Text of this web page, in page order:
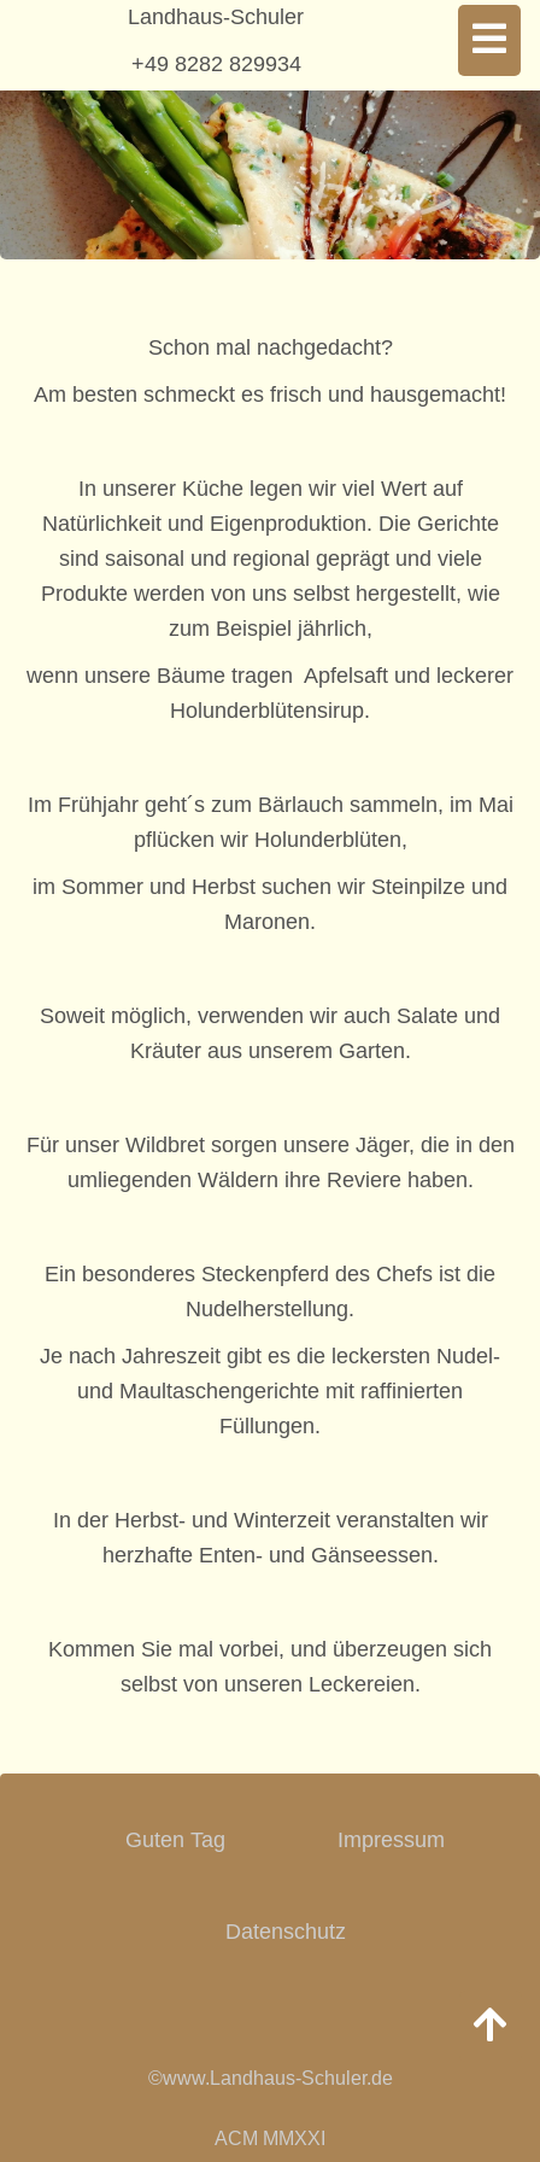
Landhaus-Schuler
+49 8282 829934
Schon mal nachgedacht?
Am besten schmeckt es frisch und hausgemacht!
In unserer Küche legen wir viel Wert auf
Natürlichkeit und Eigenproduktion. Die Gerichte
sind saisonal und regional geprägt und viele
Produkte werden von uns selbst hergestellt, wie
zum Beispiel jährlich,
wenn unsere Bäume tragen Apfelsaft und leckerer
Holunderblütensirup.
Im Frühjahr geht´s zum Bärlauch sammeln, im Mai
pflücken wir Holunderblüten,
im Sommer und Herbst suchen wir Steinpilze und
Maronen.
Soweit möglich, verwenden wir auch Salate und
Kräuter aus unserem Garten.
Für unser Wildbret sorgen unsere Jäger, die in den
umliegenden Wäldern ihre Reviere haben.
Ein besonderes Steckenpferd des Chefs ist die
Nudelherstellung.
Je nach Jahreszeit gibt es die leckersten Nudel-
und Maultaschengerichte mit raffinierten
Füllungen.
In der Herbst- und Winterzeit veranstalten wir
herzhafte Enten- und Gänseessen.
Kommen Sie mal vorbei, und überzeugen sich
selbst von unseren Leckereien.
Guten Tag Impressum
Datenschutz
©www.Landhaus-Schuler.de
ACM MMXXI